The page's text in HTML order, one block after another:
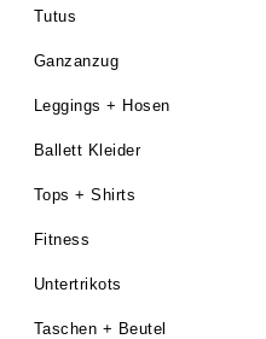
Tutus
Ganzanzug
Leggings + Hosen
Ballett Kleider
Tops + Shirts
Fitness
Untertrikots
Taschen + Beutel